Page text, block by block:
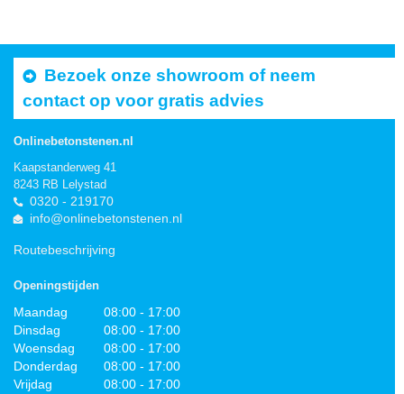
Bezoek onze showroom of neem
contact op voor gratis advies
Onlinebetonstenen.nl
Kaapstanderweg 41
8243 RB Lelystad
0320 - 219170
info@onlinebetonstenen.nl
Routebeschrijving
Openingstijden
Maandag
08:00 - 17:00
Dinsdag
08:00 - 17:00
Woensdag
08:00 - 17:00
Donderdag
08:00 - 17:00
Vrijdag
08:00 - 17:00